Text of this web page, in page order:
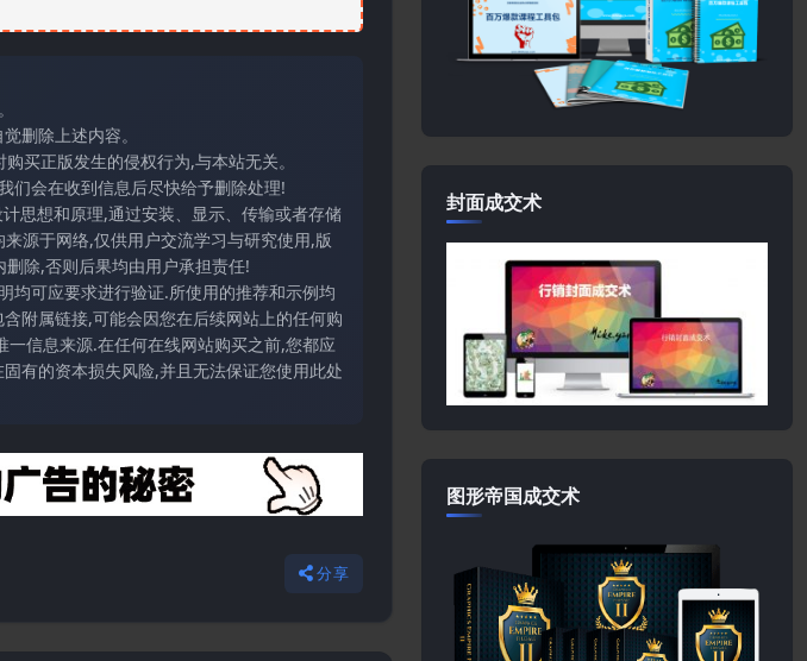
删除上述内容。
买正版发生的侵权行为,与本站无关。
们会在收到信息后尽快给予删除处理!
思想和原理,通过安装、显示、传输或者存储
源于网络,仅供用户交流学习与研究使用,版
除,否则后果均由用户承担责任!
均可应要求进行验证.所使用的推荐和示例均
附属链接,可能会因您在后续网站上的任何购
信息来源.在任何在线网站购买之前,您都应
有的资本损失风险,并且无法保证您使用此处
分享
封面成交术
图形帝国成交术